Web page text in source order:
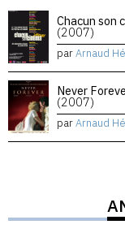
Chacun son
(2007)
parArnaud
Never
(2007)
parArnaud